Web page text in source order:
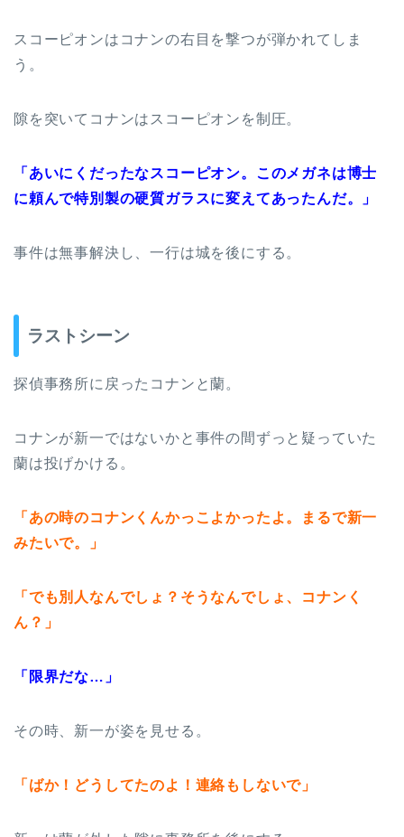
スコーピオンはコナンの右目を撃つが弾かれてしま
う。
隙を突いてコナンはスコーピオンを制圧。
「あいにくだったなスコーピオン。このメガネは博士
に頼んで特別製の硬質ガラスに変えてあったんだ。」
事件は無事解決し、一行は城を後にする。
ラストシーン
探偵事務所に戻ったコナンと蘭。
コナンが新一ではないかと事件の間ずっと疑っていた
蘭は投げかける。
「あの時のコナンくんかっこよかったよ。まるで新一
みたいで。」
「でも別人なんでしょ？そうなんでしょ、コナンく
ん？」
「限界だな…」
その時、新一が姿を見せる。
「ばか！どうしてたのよ！連絡もしないで」